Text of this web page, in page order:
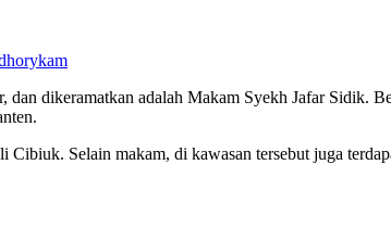
dan dikeramatkan adalah Makam Syekh Jafar Sidik.
Selain makam, di kawasan tersebut juga